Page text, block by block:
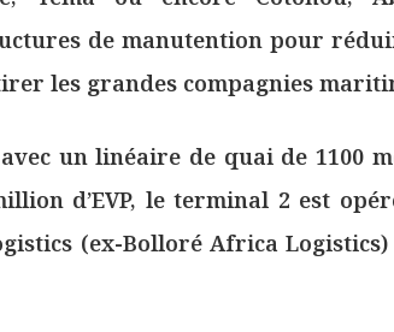
de manutention pour
les grandes compagnies
un linéaire de quai de 1100
d’EVP, le terminal 2 est
(ex-Bolloré Africa